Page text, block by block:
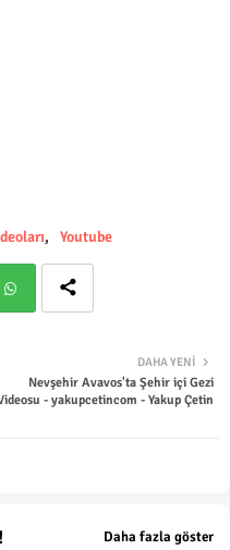
Youtube
DAHA YENI
Nevşehir Avavos'ta Şehir içi Gezi
- yakupcetincom - Yakup Çetin
Daha fazla göster